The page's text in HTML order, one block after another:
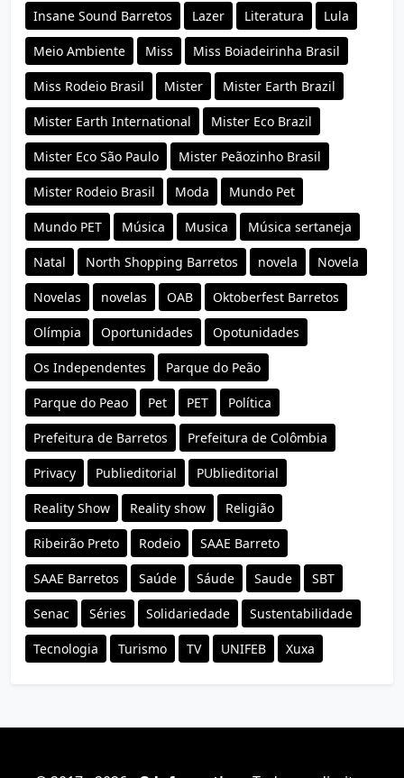
Insane Sound Barretos Lazer Literatura Lula
Meio Ambiente Miss Miss Boiadeirinha Brasil
Miss Rodeio Brasil Mister Mister Earth Brazil
Mister Earth International Mister Eco Brazil
Mister Eco São Paulo Mister Peãozinho Brasil
Mister Rodeio Brasil Moda Mundo Pet
Mundo PET Música Musica Música sertaneja
Natal North Shopping Barretos novela Novela
Novelas novelas OAB Oktoberfest Barretos
Olímpia Oportunidades Opotunidades
Os Independentes Parque do Peão
Parque do Peao Pet PET Política
Prefeitura de Barretos Prefeitura de Colômbia
Privacy Publieditorial PUblieditorial
Reality Show Reality show Religião
Ribeirão Preto Rodeio SAAE Barreto
SAAE Barretos Saúde Sáude Saude SBT
Senac Séries Solidariedade Sustentabilidade
Tecnologia Turismo TV UNIFEB Xuxa